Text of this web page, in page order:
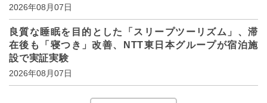
2026年08月07日
良質な睡眠を目的とした「スリープツーリズム」、滞
在後も「寝つき」改善、NTT東日本グループが宿泊施
設で実証実験
2026年08月07日